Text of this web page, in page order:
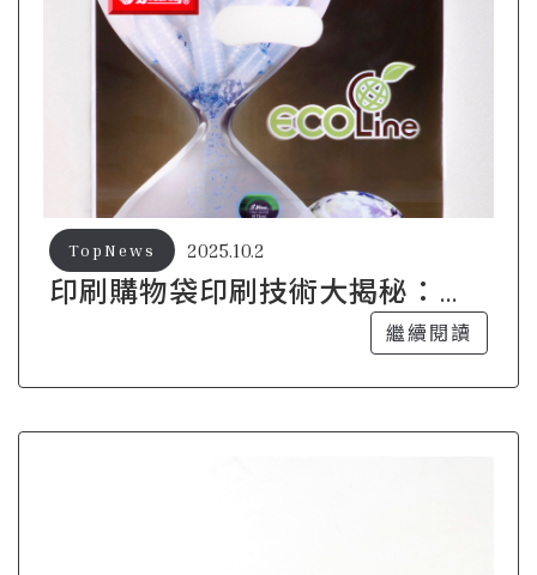
印刷購物袋印刷技術大揭秘：你
2025.10.2
TopNews
繼續閱讀